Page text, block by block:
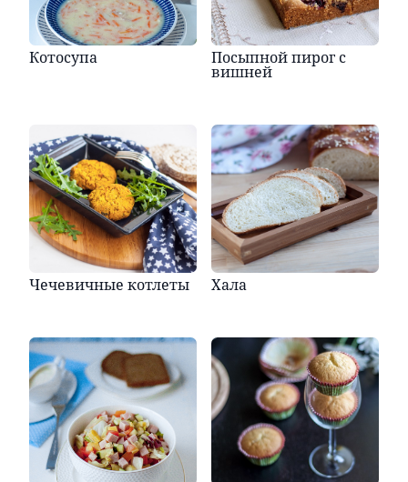
Котосупа Посыпной пирог с
вишней
Чечевичные котлеты Хала